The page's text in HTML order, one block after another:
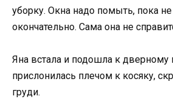
уборку. Окна надо помыть, пока
окончательно. Сама она не
Яна встала и подошла к дверному
прислонилась плечом к косяку,
груди.